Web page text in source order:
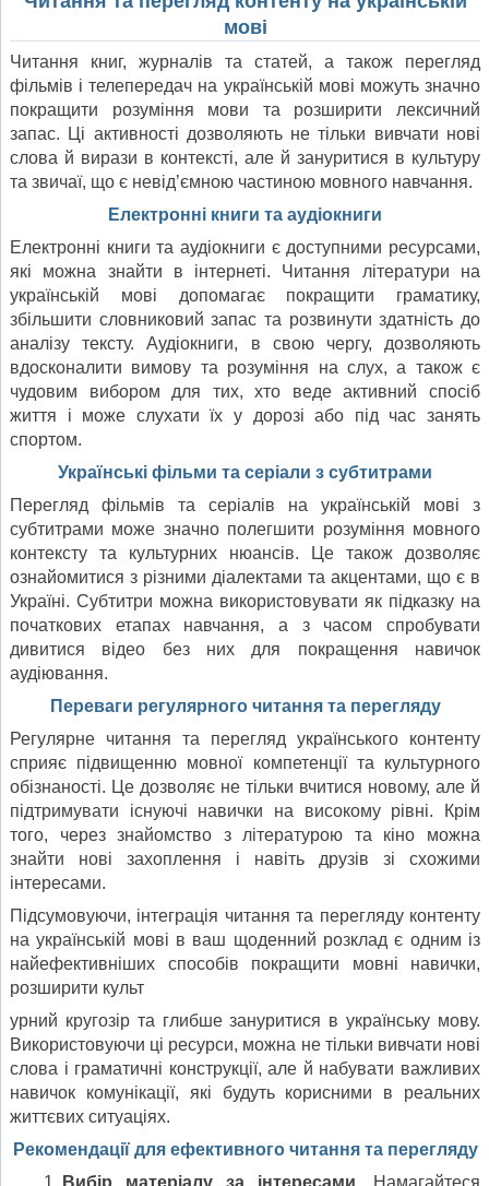
мові
Читання книг, журналів та статей, а також перегляд
фільмів і телепередач на українській мові можуть значно
покращити розуміння мови та розширити лексичний
запас. Ці активності дозволяють не тільки вивчати нові
слова й вирази в контексті, але й зануритися в культуру
та звичаї, що є невід’ємною частиною мовного навчання.
Електронні книги та аудіокниги
Електронні книги та аудіокниги є доступними ресурсами,
які можна знайти в інтернеті. Читання літератури на
українській мові допомагає покращити граматику,
збільшити словниковий запас та розвинути здатність до
аналізу тексту. Аудіокниги, в свою чергу, дозволяють
вдосконалити вимову та розуміння на слух, а також є
чудовим вибором для тих, хто веде активний спосіб
життя і може слухати їх у дорозі або під час занять
спортом.
Українські фільми та серіали з субтитрами
Перегляд фільмів та серіалів на українській мові з
субтитрами може значно полегшити розуміння мовного
контексту та культурних нюансів. Це також дозволяє
ознайомитися з різними діалектами та акцентами, що є в
Україні. Субтитри можна використовувати як підказку на
початкових етапах навчання, а з часом спробувати
дивитися відео без них для покращення навичок
аудіювання.
Переваги регулярного читання та перегляду
Регулярне читання та перегляд українського контенту
сприяє підвищенню мовної компетенції та культурного
обізнаності. Це дозволяє не тільки вчитися новому, але й
підтримувати існуючі навички на високому рівні. Крім
того, через знайомство з літературою та кіно можна
знайти нові захоплення і навіть друзів зі схожими
інтересами.
Підсумовуючи, інтеграція читання та перегляду контенту
на українській мові в ваш щоденний розклад є одним із
найефективніших способів покращити мовні навички,
розширити культ
урний кругозір та глибше зануритися в українську мову.
Використовуючи ці ресурси, можна не тільки вивчати нові
слова і граматичні конструкції, але й набувати важливих
навичок комунікації, які будуть корисними в реальних
життєвих ситуаціях.
Рекомендації для ефективного читання та перегляду